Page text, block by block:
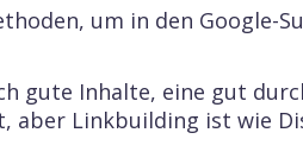
Google-Suchergebnissen.
den Traffic Ihrer Konkurrenten und
welche Schlüsselwörter sie in Google
um in den Google-
gute Inhalte, eine gut
aber Linkbuilding ist wie